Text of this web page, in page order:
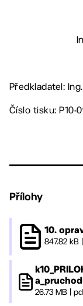
Předkladatel:
Číslo tisku: P10-
Přílohy
10.
847.82 kB
26.73 MB